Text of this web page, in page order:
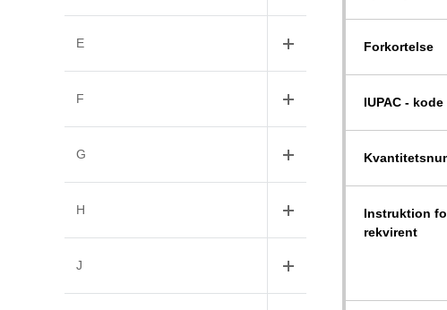
E
F
G
H
J
Forkortelse
IUPAC - kode
Instruktion
rekvirent